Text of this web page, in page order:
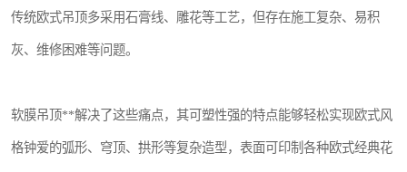
传统欧式吊顶多采用石膏线、雕花等工艺，但存在施工复杂、易积
灰、维修困难等问题。
软膜吊顶**解决了这些痛点，其可塑性强的特点能够轻松实现欧式风
格钟爱的弧形、穹顶、拱形等复杂造型，表面可印制各种欧式经典花